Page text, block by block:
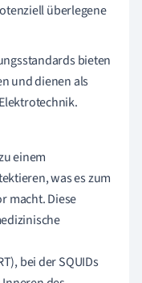
überlegene
bieten
und dienen als
einem
was es zum
macht. Diese
bei der SQUIDs